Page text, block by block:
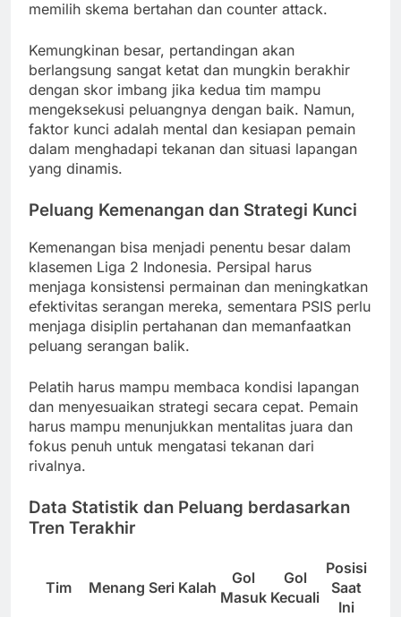
memilih skema bertahan dan counter attack.
Kemungkinan besar, pertandingan akan
berlangsung sangat ketat dan mungkin berakhir
dengan skor imbang jika kedua tim mampu
mengeksekusi peluangnya dengan baik. Namun,
faktor kunci adalah mental dan kesiapan pemain
dalam menghadapi tekanan dan situasi lapangan
yang dinamis.
Peluang Kemenangan dan Strategi Kunci
Kemenangan bisa menjadi penentu besar dalam
klasemen Liga 2 Indonesia. Persipal harus
menjaga konsistensi permainan dan meningkatkan
efektivitas serangan mereka, sementara PSIS perlu
menjaga disiplin pertahanan dan memanfaatkan
peluang serangan balik.
Pelatih harus mampu membaca kondisi lapangan
dan menyesuaikan strategi secara cepat. Pemain
harus mampu menunjukkan mentalitas juara dan
fokus penuh untuk mengatasi tekanan dari
rivalnya.
Data Statistik dan Peluang berdasarkan
Tren Terakhir
Tim Menang Seri Kalah
Gol
Masuk
Gol
Kecuali
Posisi
Saat
Ini